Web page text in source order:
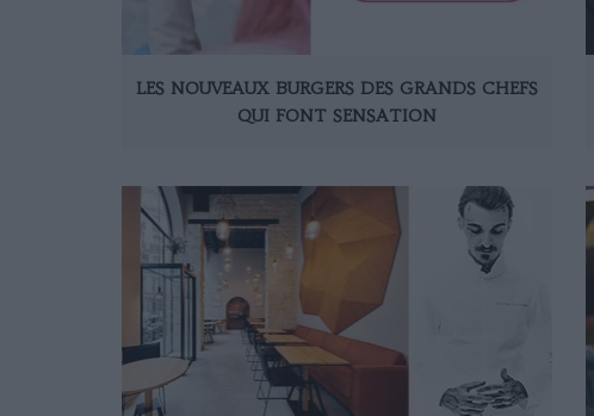
LES NOUVEAUX BURGERS DES GRANDS CHEFS
QUI FONT SENSATION